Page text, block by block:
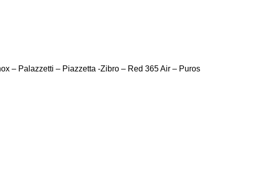
– Palazzetti – Piazzetta -Zibro – Red 365 Air – Puros